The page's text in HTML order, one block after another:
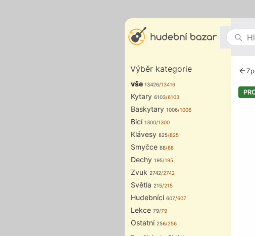
Výběr kategorie
vše 13426/13416
Kytary 6103/6103
Baskytary 1006/1006
Bicí 1300/1300
Klávesy 825/825
Smyčce 88/88
Dechy 195/195
Zvuk 2742/2742
Světla 215/215
Hudebníci 607/607
Lekce 79/79
Ostatní 256/256